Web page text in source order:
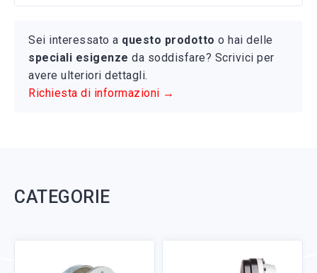
Sei interessato a questo prodotto o hai delle
speciali esigenze da soddisfare? Scrivici per
avere ulteriori dettagli.
Richiesta di informazioni →
CATEGORIE